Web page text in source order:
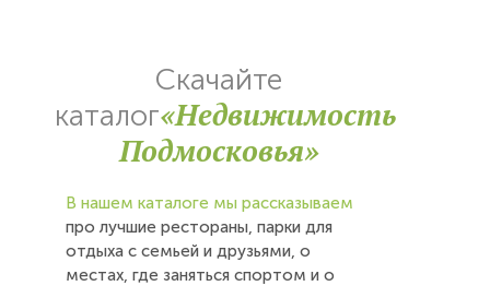
Скачайте
каталог«Недвижимость
Подмосковья»
В нашем каталоге мы рассказываем
про лучшие рестораны, парки для
отдыха с семьей и друзьями, о
местах, где заняться спортом и о